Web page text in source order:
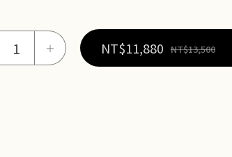
＋ NT$11,880 NT$13,500